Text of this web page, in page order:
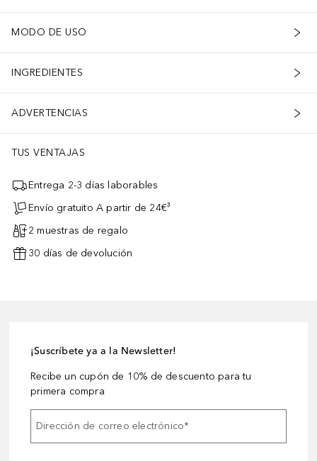
MODO DE USO
INGREDIENTES
ADVERTENCIAS
TUS VENTAJAS
Entrega 2-3 días laborables
Envío gratuito A partir de 24€³
2 muestras de regalo
30 días de devolución
¡Suscríbete ya a la Newsletter!
Recibe un cupón de 10% de descuento para tu
primera compra
Dirección de correo electrónico*